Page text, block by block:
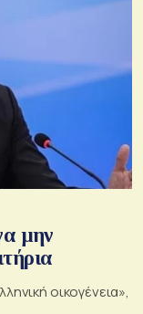
μην
οικογένεια»,